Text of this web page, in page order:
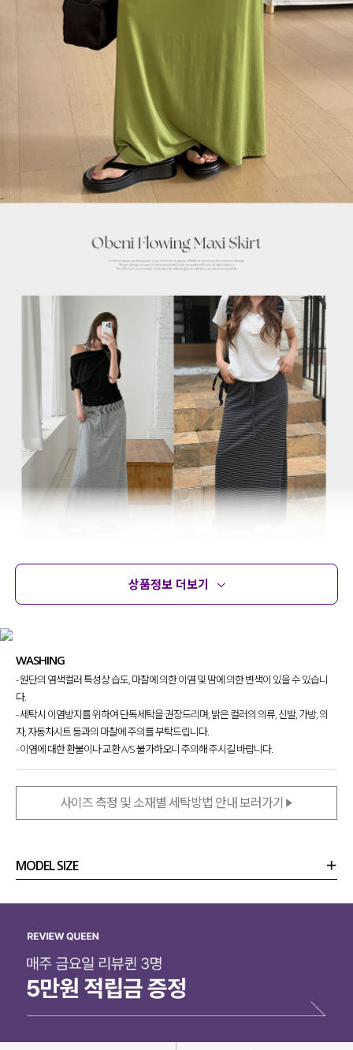
상품정보 더보기
WASHING
- 원단의 염색컬러 특성상 습도, 마찰에 의한 이염 및 땀에 의한 변색이 있을 수 있습니
다.
- 세탁시 이염방지를 위하여 단독세탁을 권장드리며, 밝은 컬러의 의류, 신발, 가방, 의
자, 자동차시트 등과의 마찰에 주의를 부탁드립니다.
- 이염에 대한 환불이나 교환 A/S 불가하오니 주의해 주시길 바랍니다.
사이즈 측정 및 소재별 세탁방법 안내 보러가기
MODEL SIZE